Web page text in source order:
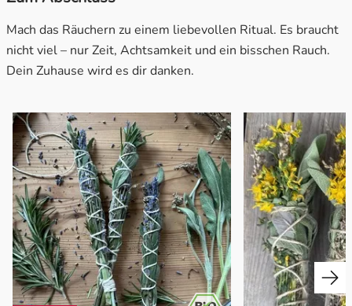
Mach das Räuchern zu einem liebevollen Ritual. Es braucht
nicht viel – nur Zeit, Achtsamkeit und ein bisschen Rauch.
Dein Zuhause wird es dir danken.